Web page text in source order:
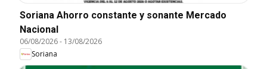
Soriana Ahorro constante y sonante Mercado
Nacional
06/08/2026- 13/08/2026
Soriana